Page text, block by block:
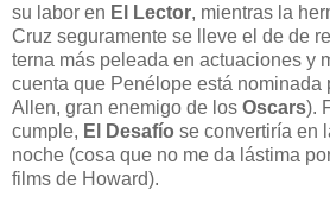
su labor en El Lector, mientras la
Cruz seguramente se lleve el de de
terna más peleada en actuaciones y
cuenta que Penélope está nominada
Allen, gran enemigo de los Oscars).
cumple, El Desafío se convertiría en
noche (cosa que no me da lástima
films de Howard).